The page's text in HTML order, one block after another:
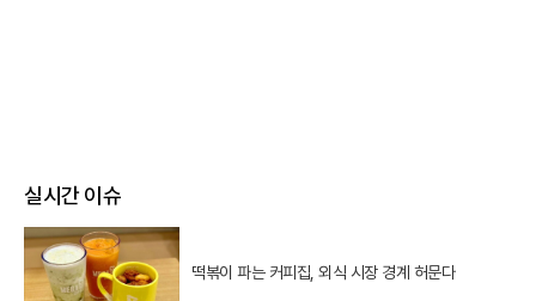
실시간 이슈
떡볶이 파는 커피집, 외식 시장 경계 허문다